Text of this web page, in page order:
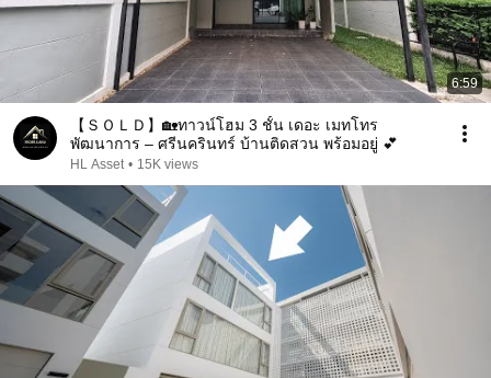
6:59
【 ＳＯＬＤ】🏡ทาวน์โฮม 3 ชั้น เดอะ เมทโทร
พัฒนาการ – ศรีนครินทร์ บ้านติดสวน พร้อมอยู่ 💕
HL Asset • 15K views